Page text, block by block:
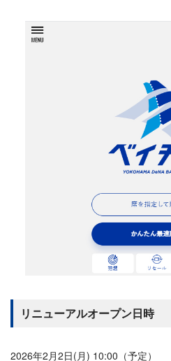
リニューアルオープン日時
2026年2月2日(月) 10:00（予定）